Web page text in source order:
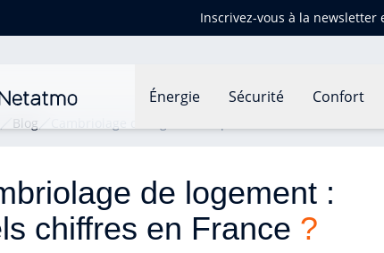
Inscrivez-vous à la newsletter
Énergie Sécurité Confort
Blog
de logement :
chiffres en France ?